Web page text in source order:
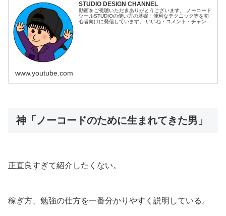
STUDIO DESIGN CHANNEL
動画をご視聴いただきありがとうございます。 ノーコード
ツールSTUDIOの使い方の基礎・便利なテクニック等を初
心者向けに発信しています。 いいね・コメント・チャンネ
www.youtube.com
神「ノーコードのために生まれてきた男」
正直良すぎて紹介したくない。
稼ぎ方、勉強の仕方を一番分かりやすく説明している。